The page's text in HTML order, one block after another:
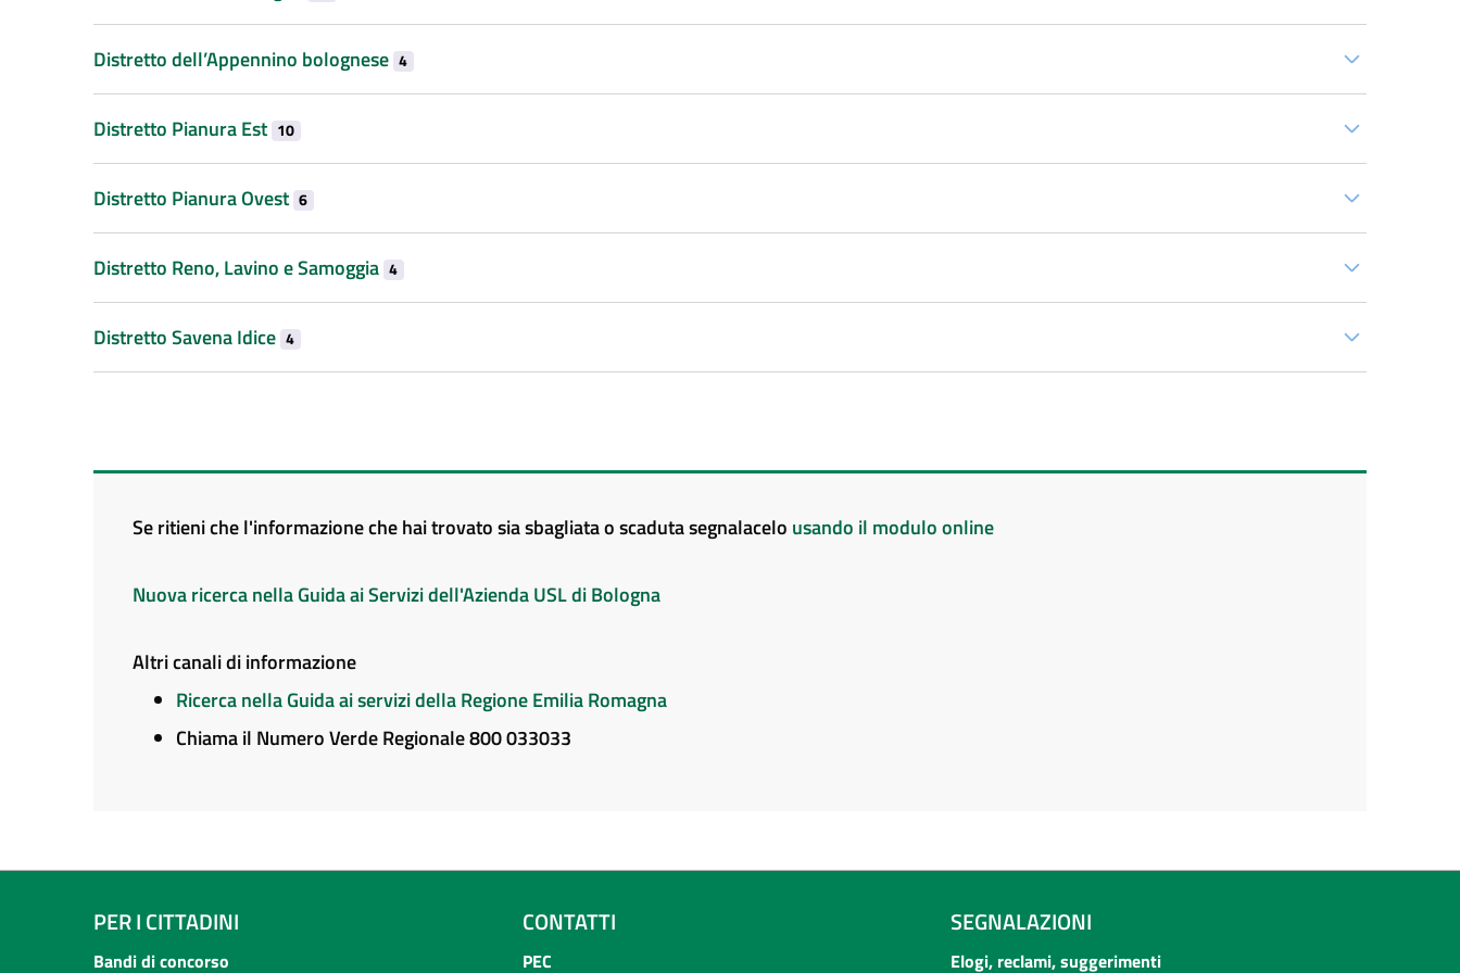
Distretto dell’Appennino bolognese 4
Distretto Pianura Est 10
Distretto Pianura Ovest 6
Distretto Reno, Lavino e Samoggia 4
Distretto Savena Idice 4
Se ritieni che l'informazione che hai trovato sia sbagliata o scaduta segnalacelo usando il modulo online
Nuova ricerca nella Guida ai Servizi dell'Azienda USL di Bologna
Altri canali di informazione
Ricerca nella Guida ai servizi della Regione Emilia Romagna
Chiama il Numero Verde Regionale 800 033033
PER I CITTADINI
Bandi di concorso
CONTATTI
PEC
SEGNALAZIONI
Elogi, reclami, suggerimenti